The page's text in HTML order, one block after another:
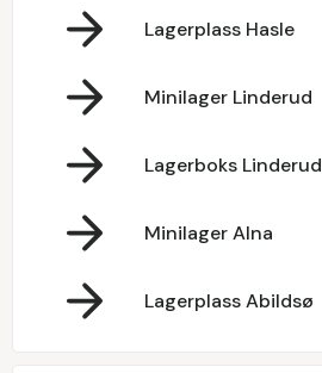
Lagerplass Hasle
Minilager Linderud
Lagerboks Linderud
Minilager Alna
Lagerplass Abildsø